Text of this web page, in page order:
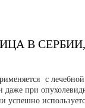
В
с
даже при
успешно